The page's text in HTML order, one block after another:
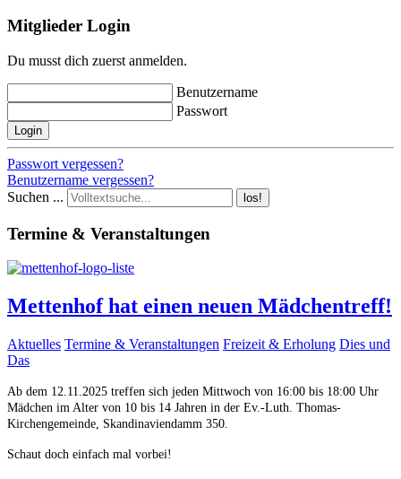
Mitglieder Login
Du musst dich zuerst anmelden.
Benutzername
Passwort
Login
Passwort vergessen?
Benutzername vergessen?
Suchen ...
los!
Termine & Veranstaltungen
Mettenhof hat einen neuen Mädchentreff!
Aktuelles Termine & Veranstaltungen Freizeit & Erholung Dies und
Das
Ab dem 12.11.2025 treffen sich jeden Mittwoch von 16:00 bis 18:00 Uhr
Mädchen im Alter von 10 bis 14 Jahren in der Ev.-Luth. Thomas-
Kirchengemeinde, Skandinaviendamm 350.
Schaut doch einfach mal vorbei!